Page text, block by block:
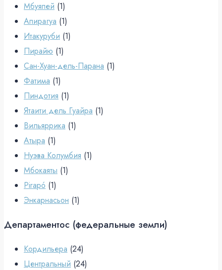
Мбуяпей (1)
Апирагуа (1)
Итакуруби (1)
Пирайю (1)
Сан-Хуан-дель-Парана (1)
Фатима (1)
Пиндотия (1)
Ятаити дель Гуайра (1)
Вильяррика (1)
Атыра (1)
Нуэва Колумбия (1)
Мбокаяты (1)
Pirapó (1)
Энкарнасьон (1)
Департаментос (федеральные земли)
Кордильера (24)
Центральный (24)